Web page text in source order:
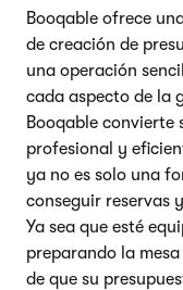
Booqable ofrece
de creación de
una operación
cada aspecto de la
Booqable convierte
profesional y
ya no es solo una
conseguir reservas
Ya sea que esté
preparando la
de que su